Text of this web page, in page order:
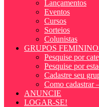
Lançamentos
Eventos
Cursos
Sorteios
Colunistas
GRUPOS
Pesquise por
Pesquise por
Cadastre seu
Como cadastrar
ANUNCIE
LOGAR-SE!